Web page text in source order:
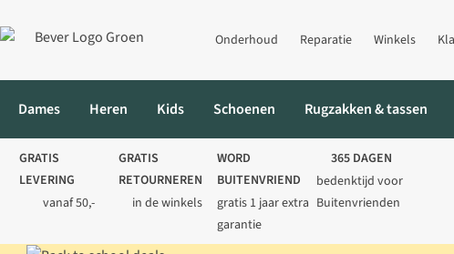
Onderhoud Reparatie Winkels
Dames Heren Kids Schoenen Rugzakken & tassen
GRATIS
LEVERING
vanaf 50,-
GRATIS
RETOURNEREN
in de winkels
WORD
BUITENVRIEND
gratis 1 jaar extra
garantie
365 DAGEN
bedenktijd voor
Buitenvrienden